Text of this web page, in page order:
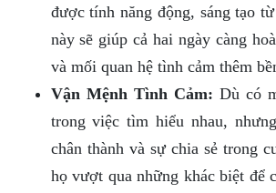
được tính năng động, sáng tạo
này sẽ giúp cả hai ngày càng
và mối quan hệ tình cảm thêm
Vận Mệnh Tình Cảm: Dù có
trong việc tìm hiểu nhau,
chân thành và sự chia sẻ trong
họ vượt qua những khác biệt để